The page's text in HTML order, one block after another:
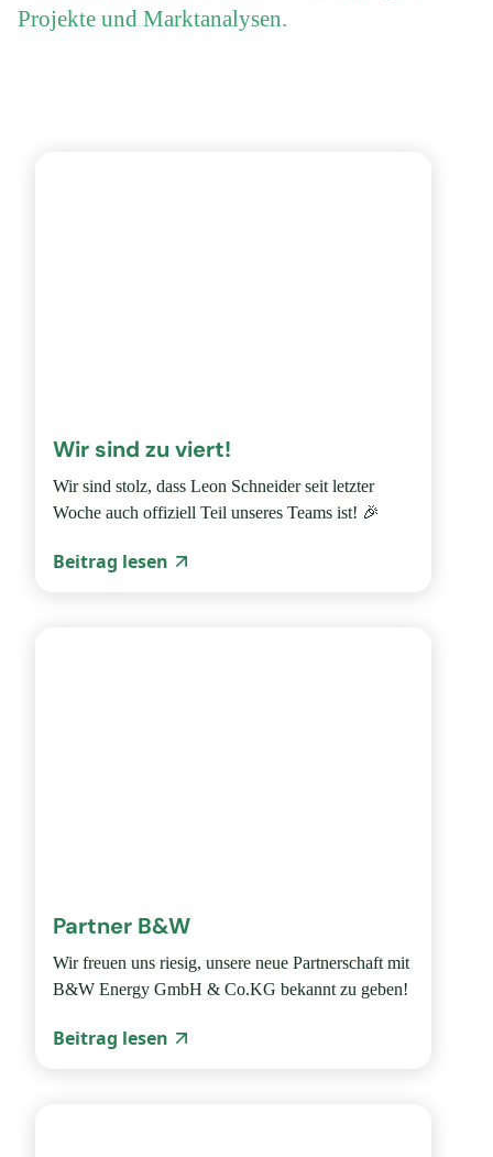
Projekte und Marktanalysen.
Wir sind zu viert!
Wir sind stolz, dass Leon Schneider seit letzter
Woche auch offiziell Teil unseres Teams ist! 🎉
Beitrag lesen
Partner B&W
Wir freuen uns riesig, unsere neue Partnerschaft mit
B&W Energy GmbH & Co.KG bekannt zu geben!
Beitrag lesen